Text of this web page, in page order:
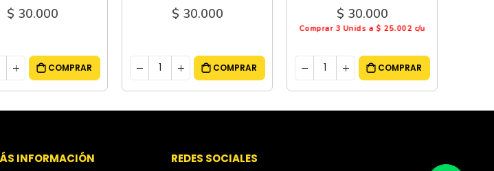
$ 30.000
COMPRAR
$ 30.000
COMPRAR
Comprar 3 Unids a $ 25.002 c/u
$ 30.000
COMPRAR
INFORMACIÓN REDES SOCIALES